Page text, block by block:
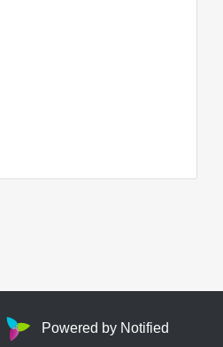
Powered by Notified